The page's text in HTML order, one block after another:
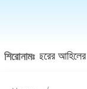
শিরোনামঃ৬ বছরের আহিলের